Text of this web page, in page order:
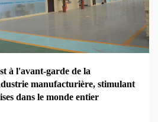
à l'avant-garde de la
manufacturière, stimulant
dans le monde entier